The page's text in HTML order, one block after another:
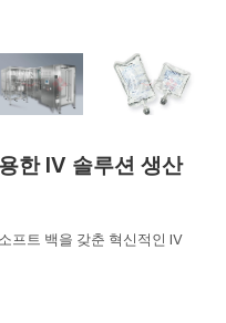
한 IV 솔루션 생산
프트 백을 갖춘 혁신적인 IV